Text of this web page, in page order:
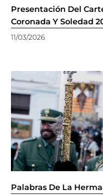
Presentación Del
Coronada Y Soledad
11/03/2026
Palabras De La